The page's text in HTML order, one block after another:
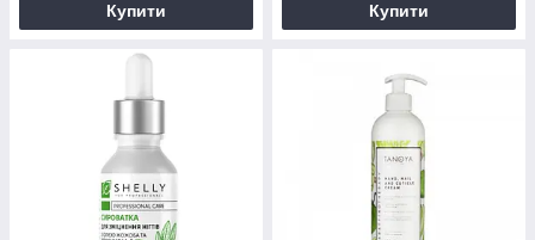
Купити Купити